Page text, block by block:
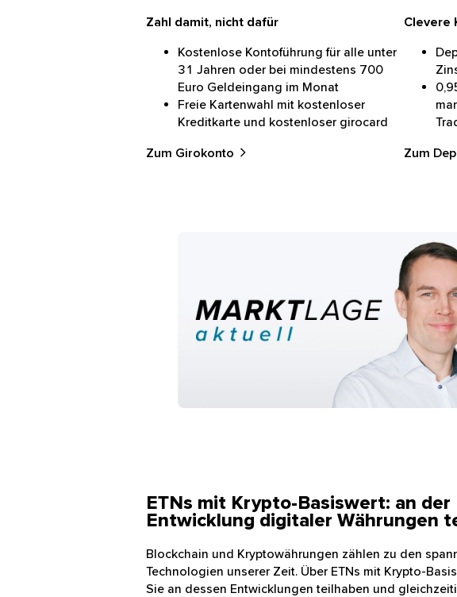
Zahl damit, nicht dafür
Kostenlose Kontoführung für alle unter
31 Jahren oder bei mindestens 700
Euro Geldeingang im Monat
Freie Kartenwahl mit kostenloser
Kreditkarte und kostenloser girocard
Zum Girokonto
Clevere
Zum
ETNs mit Krypto-Basiswert: an der
Entwicklung digitaler Währungen
Blockchain und Kryptowährungen zählen zu den
Technologien unserer Zeit. Über ETNs mit Krypto-
Sie an dessen Entwicklungen teilhaben und